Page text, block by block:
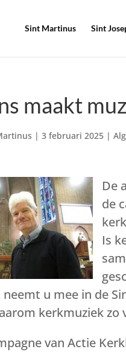
Sint Martinus Sint
maakt
|3 februari 2025 |
De
de
Is
neemt u mee in de
kerkmuziek zo
van Actie